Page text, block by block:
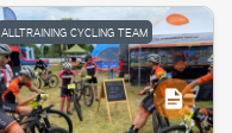
ALLTRAINING CYCLING TEAM